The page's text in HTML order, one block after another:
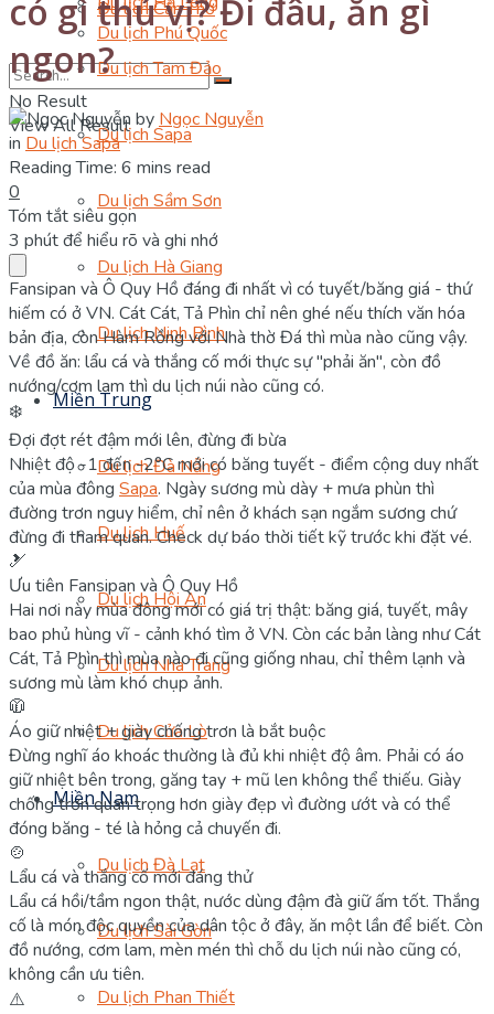
Du lịch Cần Thơ
Du lịch Phú Quốc
No Result
View All Result
Du lịch Tam Đảo
Du lịch Sapa
Du lịch Sầm Sơn
Du lịch Hà Giang
Du lịch Ninh Bình
Miền Trung
Du lịch Đà Nẵng
Du lịch Huế
Du lịch Hội An
Du lịch Nha Trang
Du lịch Cửa Lò
Miền Nam
Du lịch Đà Lạt
Du lịch Sài Gòn
Du lịch Phan Thiết
có gì thú vị? Đi đâu, ăn gì
ngon?
by Ngọc Nguyễn
in Du lịch Sapa
Reading Time: 6 mins read
0
Tóm tắt siêu gọn
3 phút để hiểu rõ và ghi nhớ
Fansipan và Ô Quy Hồ đáng đi nhất vì có tuyết/băng giá - thứ
hiếm có ở VN. Cát Cát, Tả Phìn chỉ nên ghé nếu thích văn hóa
bản địa, còn Hàm Rồng với Nhà thờ Đá thì mùa nào cũng vậy.
Về đồ ăn: lẩu cá và thắng cố mới thực sự "phải ăn", còn đồ
nướng/cơm lam thì du lịch núi nào cũng có.
❄️
Đợi đợt rét đậm mới lên, đừng đi bừa
Nhiệt độ -1 đến -2°C mới có băng tuyết - điểm cộng duy nhất
của mùa đông Sapa. Ngày sương mù dày + mưa phùn thì
đường trơn nguy hiểm, chỉ nên ở khách sạn ngắm sương chứ
đừng đi tham quan. Check dự báo thời tiết kỹ trước khi đặt vé.
🎿
Ưu tiên Fansipan và Ô Quy Hồ
Hai nơi này mùa đông mới có giá trị thật: băng giá, tuyết, mây
bao phủ hùng vĩ - cảnh khó tìm ở VN. Còn các bản làng như Cát
Cát, Tả Phìn thì mùa nào đi cũng giống nhau, chỉ thêm lạnh và
sương mù làm khó chụp ảnh.
🧥
Áo giữ nhiệt + giày chống trơn là bắt buộc
Đừng nghĩ áo khoác thường là đủ khi nhiệt độ âm. Phải có áo
giữ nhiệt bên trong, găng tay + mũ len không thể thiếu. Giày
chống trơn quan trọng hơn giày đẹp vì đường ướt và có thể
đóng băng - té là hỏng cả chuyến đi.
🍲
Lẩu cá và thắng cố mới đáng thử
Lẩu cá hồi/tầm ngon thật, nước dùng đậm đà giữ ấm tốt. Thắng
cố là món độc quyền của dân tộc ở đây, ăn một lần để biết. Còn
đồ nướng, cơm lam, mèn mén thì chỗ du lịch núi nào cũng có,
không cần ưu tiên.
⚠️